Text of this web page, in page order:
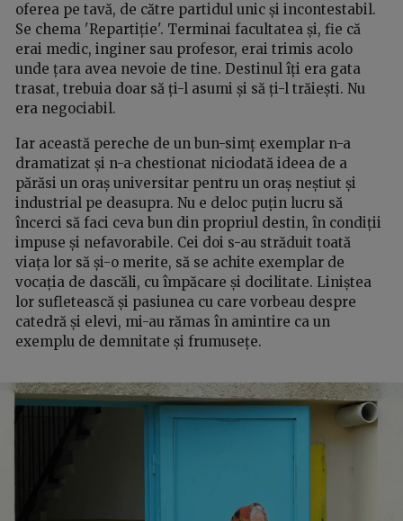
oferea pe tavă, de către partidul unic și incontestabil.
Se chema 'Repartiție'. Terminai facultatea și, fie că
erai medic, inginer sau profesor, erai trimis acolo
unde țara avea nevoie de tine. Destinul îți era gata
trasat, trebuia doar să ți-l asumi și să ți-l trăiești. Nu
era negociabil.
Iar această pereche de un bun-simț exemplar n-a
dramatizat și n-a chestionat niciodată ideea de a
părăsi un oraș universitar pentru un oraș neștiut și
industrial pe deasupra. Nu e deloc puțin lucru să
încerci să faci ceva bun din propriul destin, în condiții
impuse și nefavorabile. Cei doi s-au străduit toată
viața lor să și-o merite, să se achite exemplar de
vocația de dascăli, cu împăcare și docilitate. Liniștea
lor sufletească și pasiunea cu care vorbeau despre
catedră și elevi, mi-au rămas în amintire ca un
exemplu de demnitate și frumusețe.